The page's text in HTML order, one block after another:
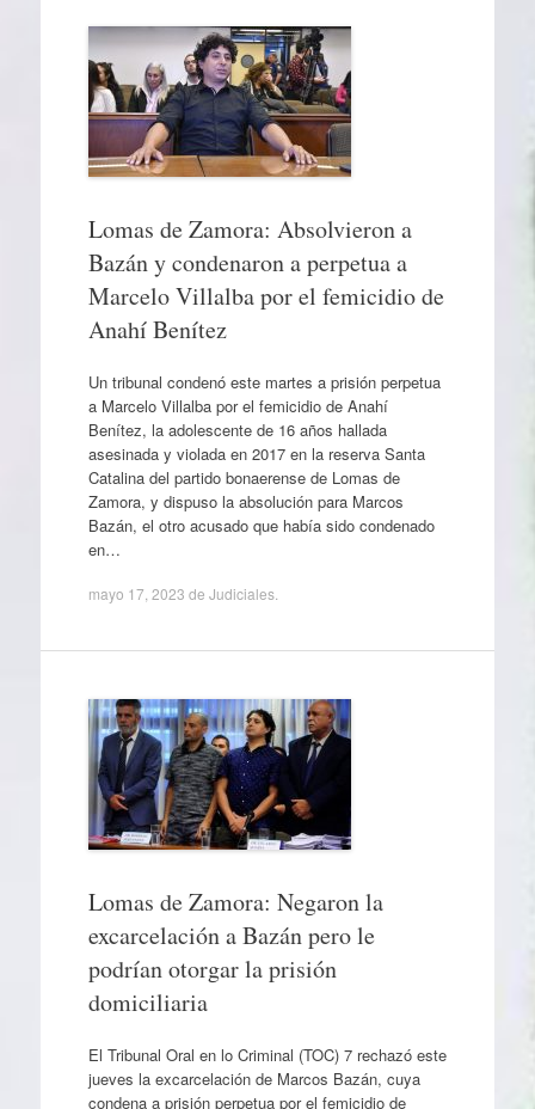
Lomas de Zamora: Absolvieron a
Bazán y condenaron a perpetua a
Marcelo Villalba por el femicidio de
Anahí Benítez
Un tribunal condenó este martes a prisión perpetua
a Marcelo Villalba por el femicidio de Anahí
Benítez, la adolescente de 16 años hallada
asesinada y violada en 2017 en la reserva Santa
Catalina del partido bonaerense de Lomas de
Zamora, y dispuso la absolución para Marcos
Bazán, el otro acusado que había sido condenado
en…
mayo 17, 2023 de Judiciales.
Lomas de Zamora: Negaron la
excarcelación a Bazán pero le
podrían otorgar la prisión
domiciliaria
El Tribunal Oral en lo Criminal (TOC) 7 rechazó este
jueves la excarcelación de Marcos Bazán, cuya
condena a prisión perpetua por el femicidio de